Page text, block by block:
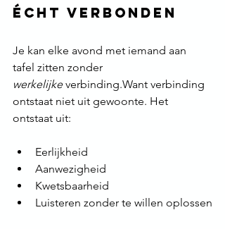
écht verbonden
Je kan elke avond met iemand aan
tafel zitten zonder
werkelijke verbinding.Want verbinding
ontstaat niet uit gewoonte. Het
ontstaat uit:
Eerlijkheid
Aanwezigheid
Kwetsbaarheid
Luisteren zonder te willen oplossen